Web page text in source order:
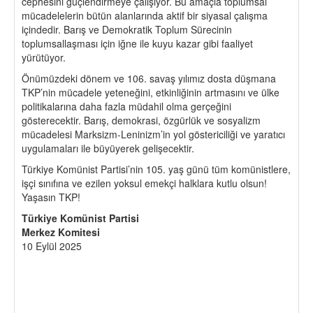
mücadelelerin bütün alanlarında aktif bir siyasal çalışma
içindedir. Barış ve Demokratik Toplum Sürecinin
toplumsallaşması için iğne ile kuyu kazar gibi faaliyet
yürütüyor.
Önümüzdeki dönem ve 106. savaş yılımız dosta düşmana
TKP’nin mücadele yeteneğini, etkinliğinin artmasını ve ülke
politikalarına daha fazla müdahil olma gerçeğini
gösterecektir. Barış, demokrasi, özgürlük ve sosyalizm
mücadelesi Marksizm-Leninizm’in yol göstericiliği ve yaratıcı
uygulamaları ile büyüyerek gelişecektir.
Türkiye Komünist Partisi’nin 105. yaş günü tüm komünistlere,
işçi sınıfına ve ezilen yoksul emekçi halklara kutlu olsun!
Yaşasın TKP!
Türkiye Komünist Partisi
Merkez Komitesi
10 Eylül 2025